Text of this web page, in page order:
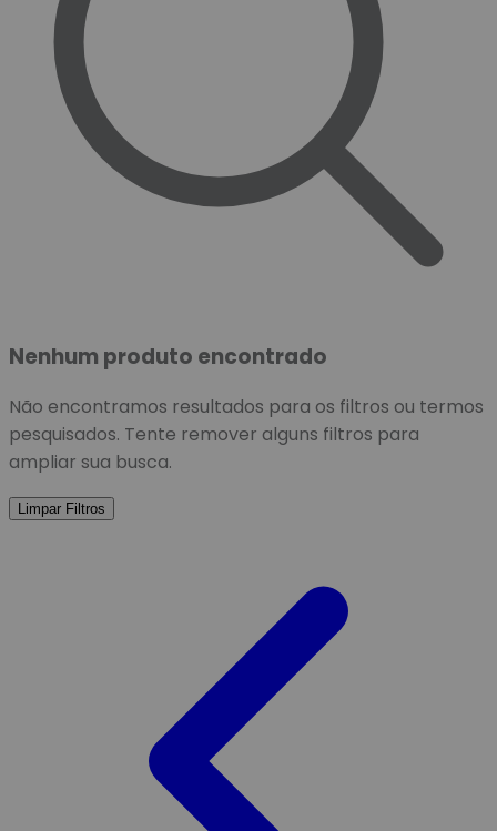
Nenhum produto encontrado
Não encontramos resultados para os filtros ou termos
pesquisados. Tente remover alguns filtros para
ampliar sua busca.
Limpar Filtros